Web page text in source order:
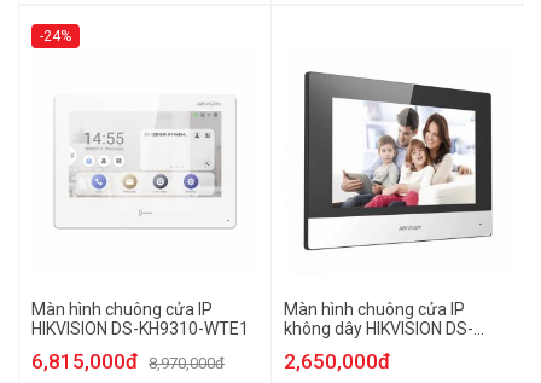
-24%
Màn hình chuông cửa IP
HIKVISION DS-KH9310-WTE1
6,815,000đ 8,970,000đ
Màn hình chuông cửa IP
không dây HIKVISION DS-
2,650,000đ